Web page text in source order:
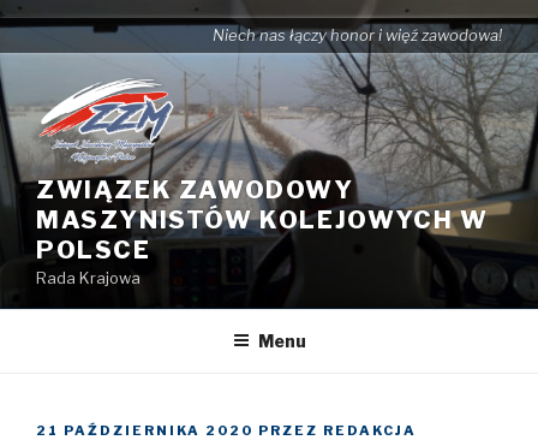
Przejdź
treści
Niech nas łączy honor i więź zawodowa!
ZWIĄZEK ZAWODOWY
MASZYNISTÓW KOLEJOWYCH W
POLSCE
Rada Krajowa
Menu
OPUBLIKOWANE
21 PAŹDZIERNIKA 2020 PRZEZ REDAKCJA